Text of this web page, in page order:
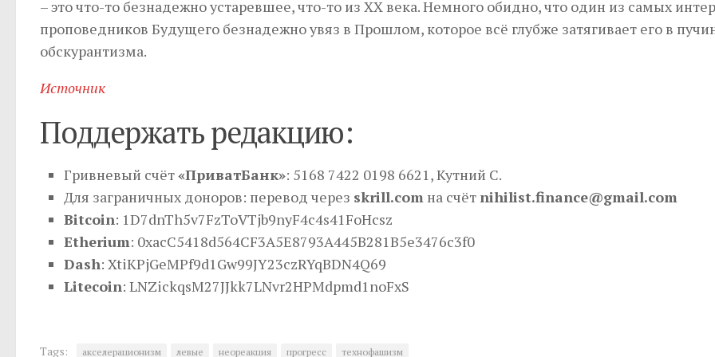
– это что-то безнадежно устаревшее, что-то из ХХ века. Немного обидно, что один из самых
проповедников Будущего безнадежно увяз в Прошлом, которое всё глубже затягивает его в
обскурантизма.
Источник
Поддержать редакцию:
Гривневый счёт«ПриватБанк»: 5168 7422 0198 6621, Кутний С.
Для заграничных доноров: перевод через skrill.com на счёт nihilist.finance@gmail.com
Bitcoin: 1D7dnTh5v7FzToVTjb9nyF4c4s41FoHcsz
Etherium: 0xacC5418d564CF3A5E8793A445B281B5e3476c3f0
Dash: XtiKPjGeMPf9d1Gw99JY23czRYqBDN4Q69
Litecoin: LNZickqsM27JJkk7LNvr2HPMdpmd1noFxS
Tags: акселерационизм левые неореакция прогресс технофашизм